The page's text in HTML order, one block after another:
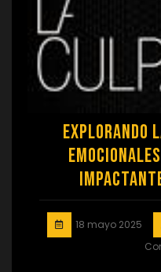
Explorando
18 mayo 2025